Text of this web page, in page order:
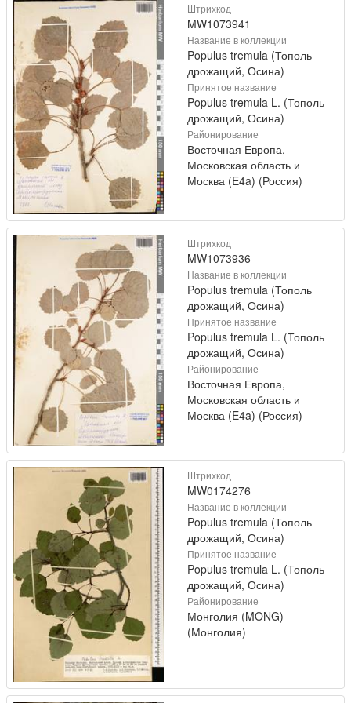
Штрихкод
MW1073941
Название в коллекции
Populus tremula (Тополь
дрожащий, Осина)
Принятое название
Populus tremula L. (Тополь
дрожащий, Осина)
Районирование
Восточная Европа,
Московская область и
Москва (E4a) (Россия)
Штрихкод
MW1073936
Название в коллекции
Populus tremula (Тополь
дрожащий, Осина)
Принятое название
Populus tremula L. (Тополь
дрожащий, Осина)
Районирование
Восточная Европа,
Московская область и
Москва (E4a) (Россия)
Штрихкод
MW0174276
Название в коллекции
Populus tremula (Тополь
дрожащий, Осина)
Принятое название
Populus tremula L. (Тополь
дрожащий, Осина)
Районирование
Монголия (MONG)
(Монголия)